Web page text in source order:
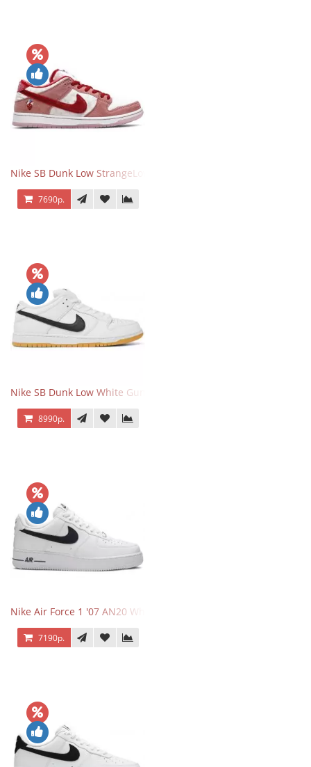
Nike SB Dunk Low StrangeLove Valentine's Day
7690р.
Nike SB Dunk Low White Gum
8990р.
Nike Air Force 1 '07 AN20 White Black
7190р.